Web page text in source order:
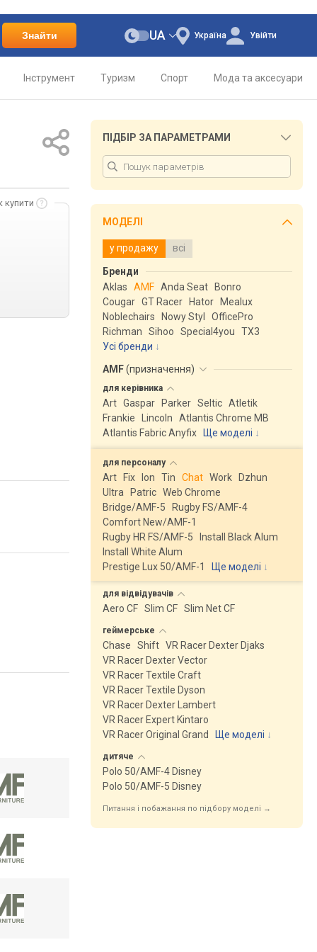
Знайти Україна
UA Увійти
Інструмент Туризм Спорт Мода та аксесуари
купити
ПІДБІР ЗА ПАРАМЕТРАМИ
МОДЕЛІ
у продажу всі
Бренди
Aklas
AMF Anda Seat
Bonro
Cougar GT Racer Hator
Mealux
Noblechairs
Nowy Styl
OfficePro
Richman
Sihoo Special4you
ТX3
Усі бренди
AMF(призначення)
для керівника
Art Gaspar Parker Seltic Atletik
Frankie
Lincoln
Atlantis Chrome MB
Atlantis Fabric Anyfix
Ще моделі ↓
для персоналу
Art Fix Ion Tin Chat Work
Dzhun
Ultra
Patric Web Chrome
Bridge/AMF-5
Rugby FS/AMF-4
Comfort New/AMF-1
Rugby HR FS/AMF-5
Install Black Alum
Install White Alum
Prestige Lux 50/AMF-1
Ще моделі ↓
для відвідувачів
Aero CF Slim CF Slim Net CF
геймерське
Chase Shift VR Racer Dexter Djaks
VR Racer Dexter Vector
VR Racer Textile Craft
VR Racer Textile Dyson
VR Racer Dexter Lambert
VR Racer Expert Kintaro
VR Racer Original Grand
Ще моделі ↓
дитяче
Polo 50/AMF-4 Disney
Polo 50/AMF-5 Disney
Питання і побажання по підбору моделі →